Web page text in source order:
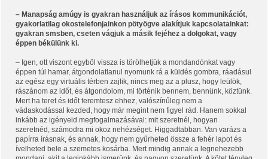
– Manapság amúgy is gyakran használjuk az írásos kommunikációt,
gyakorlatilag okostelefonjainkon pötyögve alakítjuk kapcsolatainkat:
gyakran smsben, cseten vágjuk a másik fejéhez a dolgokat, vagy
éppen békülünk ki.
– Igen, ott viszont egyből vissza is törölhetjük a mondandónkat vagy
éppen túl hamar, átgondolatlanul nyomunk rá a küldés gombra, ráadásul
az egész egy virtuális térben zajlik, nincs meg az a plusz, hogy leülök,
rászánom az időt, és átgondolom, mi történik bennem, bennünk, köztünk.
Mert ha teret és időt teremtesz ehhez, valószínűleg nem a
vádaskodással kezded, hogy már megint nem figyel rád. Hanem sokkal
inkább az igényeid megfogalmazásával: mit szeretnél, hogyan
szeretnéd, számodra mi okoz nehézséget. Higgadtabban. Van varázs a
papírra írásnak, és annak, hogy nem gyűrheted össze a fehér lapot és
ívelheted bele a szemetes kosárba. Mert mindig annak a legnehezebb